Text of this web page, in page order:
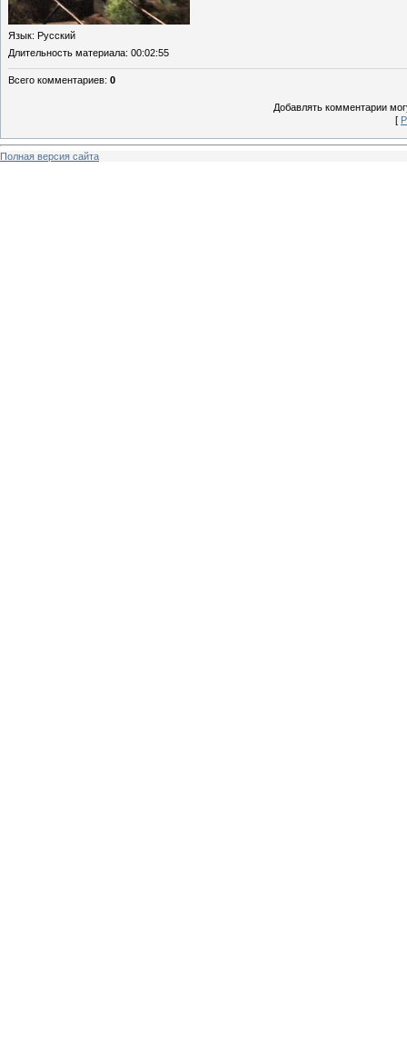
Язык: Русский
Длительность материала: 00:02:55
Всего комментариев: 0
Добавлять комментарии
[
Полная версия сайта